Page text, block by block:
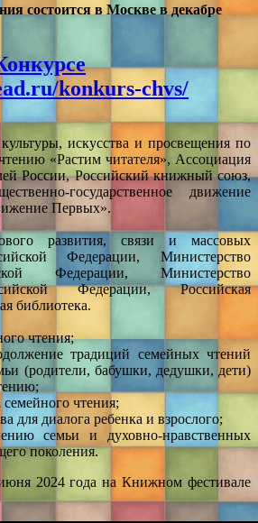
состоится в Москве в декабре
konkurs-chvs/
искусства и просвещения по
«Растим читателя», Ассоциация
России, Российский книжный союз,
государственное движение
Первых».
развития, связи и массовых
Федерации, Министерство
Федерации, Министерство
Федерации, Российская
библиотека.
чтения;
традиций семейных чтений
(родители, бабушки, дедушки, дети)
чтения;
для диалога ребенка и взрослого;
семьи и духовно-нравственных
поколения.
2024 года на Книжном фестивале